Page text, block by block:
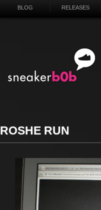
BLOG RELEASES
ROSHE RUN